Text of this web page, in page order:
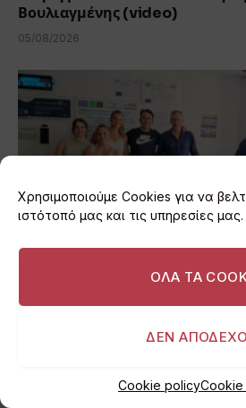
Χρησιμοποιούμε Cookies για να
ιστότοπό μας και τις υπηρεσίες μας.
ΟΛΑ ΤΑ
ΔΕΝ
Cookie policy
Βουλιαγμένης (video)
05/08/2026
Βάρη: 1.000 μπουκάλια νερό
πυρόπληκτους της Μάνδρας